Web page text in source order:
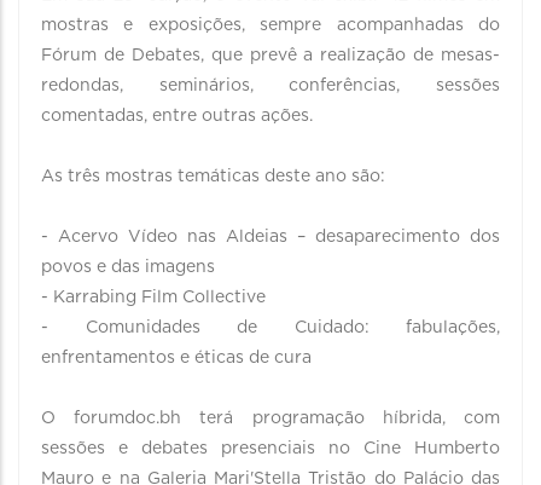
mostras e exposições, sempre acompanhadas do
Fórum de Debates, que prevê a realização de mesas-
redondas, seminários, conferências, sessões
comentadas, entre outras ações.
As três mostras temáticas deste ano são:
- Acervo Vídeo nas Aldeias – desaparecimento dos
povos e das imagens
- Karrabing Film Collective
- Comunidades de Cuidado: fabulações,
enfrentamentos e éticas de cura
O forumdoc.bh terá programação híbrida, com
sessões e debates presenciais no Cine Humberto
Mauro e na Galeria Mari'Stella Tristão do Palácio das